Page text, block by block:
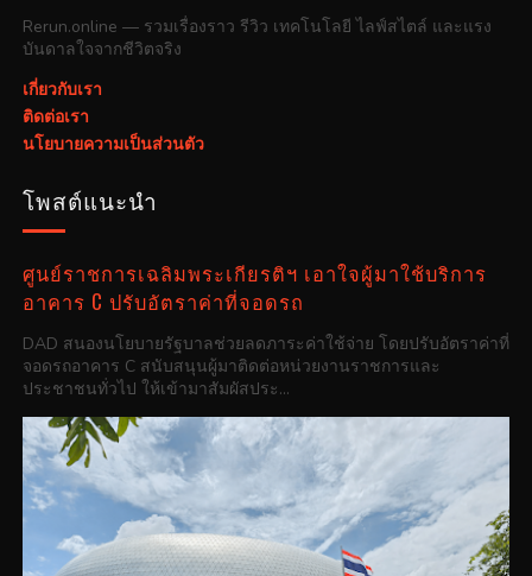
Rerun.online — รวมเรื่องราว รีวิว เทคโนโลยี ไลฟ์สไตล์ และแรง
บันดาลใจจากชีวิตจริง
เกี่ยวกับเรา
ติดต่อเรา
นโยบายความเป็นส่วนตัว
โพสต์แนะนำ
ศูนย์ราชการเฉลิมพระเกียรติฯ เอาใจผู้มาใช้บริการ
อาคาร C ปรับอัตราค่าที่จอดรถ
DAD สนองนโยบายรัฐบาลช่วยลดภาระค่าใช้จ่าย โดยปรับอัตราค่าที่
จอดรถอาคาร C สนับสนุนผู้มาติดต่อหน่วยงานราชการและ
ประชาชนทั่วไป ให้เข้ามาสัมผัสประ...